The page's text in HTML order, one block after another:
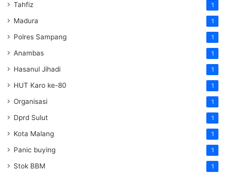
Tahfiz 1
Madura 1
Polres Sampang 1
Anambas 1
Hasanul Jihadi 1
HUT Karo ke-80 1
Organisasi 1
Dprd Sulut 1
Kota Malang 1
Panic buying 1
Stok BBM 1